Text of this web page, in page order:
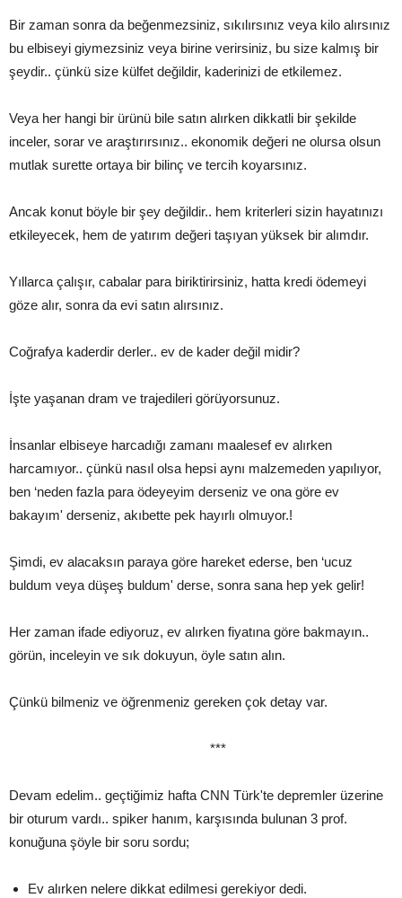
Bir zaman sonra da beğenmezsiniz, sıkılırsınız veya kilo alırsınız
bu elbiseyi giymezsiniz veya birine verirsiniz, bu size kalmış bir
şeydir.. çünkü size külfet değildir, kaderinizi de etkilemez.
Veya her hangi bir ürünü bile satın alırken dikkatli bir şekilde
inceler, sorar ve araştırırsınız.. ekonomik değeri ne olursa olsun
mutlak surette ortaya bir bilinç ve tercih koyarsınız.
Ancak konut böyle bir şey değildir.. hem kriterleri sizin hayatınızı
etkileyecek, hem de yatırım değeri taşıyan yüksek bir alımdır.
Yıllarca çalışır, cabalar para biriktirirsiniz, hatta kredi ödemeyi
göze alır, sonra da evi satın alırsınız.
Coğrafya kaderdir derler.. ev de kader değil midir?
İşte yaşanan dram ve trajedileri görüyorsunuz.
İnsanlar elbiseye harcadığı zamanı maalesef ev alırken
harcamıyor.. çünkü nasıl olsa hepsi aynı malzemeden yapılıyor,
ben ‘neden fazla para ödeyeyim derseniz ve ona göre ev
bakayım' derseniz, akıbette pek hayırlı olmuyor.!
Şimdi, ev alacaksın paraya göre hareket ederse, ben ‘ucuz
buldum veya düşeş buldum' derse, sonra sana hep yek gelir!
Her zaman ifade ediyoruz, ev alırken fiyatına göre bakmayın..
görün, inceleyin ve sık dokuyun, öyle satın alın.
Çünkü bilmeniz ve öğrenmeniz gereken çok detay var.
***
Devam edelim.. geçtiğimiz hafta CNN Türk'te depremler üzerine
bir oturum vardı.. spiker hanım, karşısında bulunan 3 prof.
konuğuna şöyle bir soru sordu;
Ev alırken nelere dikkat edilmesi gerekiyor dedi.